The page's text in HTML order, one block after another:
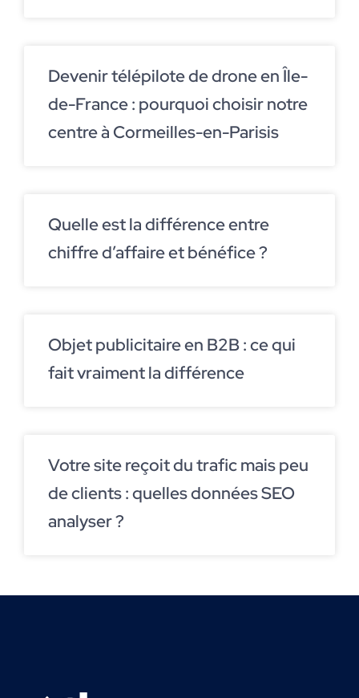
Devenir télépilote de drone en Île-
de-France : pourquoi choisir notre
centre à Cormeilles-en-Parisis
Quelle est la différence entre
chiffre d’affaire et bénéfice ?
Objet publicitaire en B2B : ce qui
fait vraiment la différence
Votre site reçoit du trafic mais peu
de clients : quelles données SEO
analyser ?